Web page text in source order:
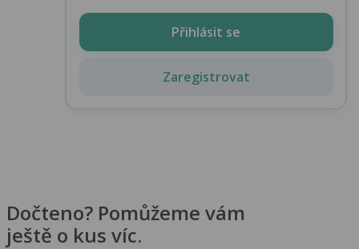
Přihlásit se
Zaregistrovat
Dočteno? Pomůžeme vám
ještě o kus víc.